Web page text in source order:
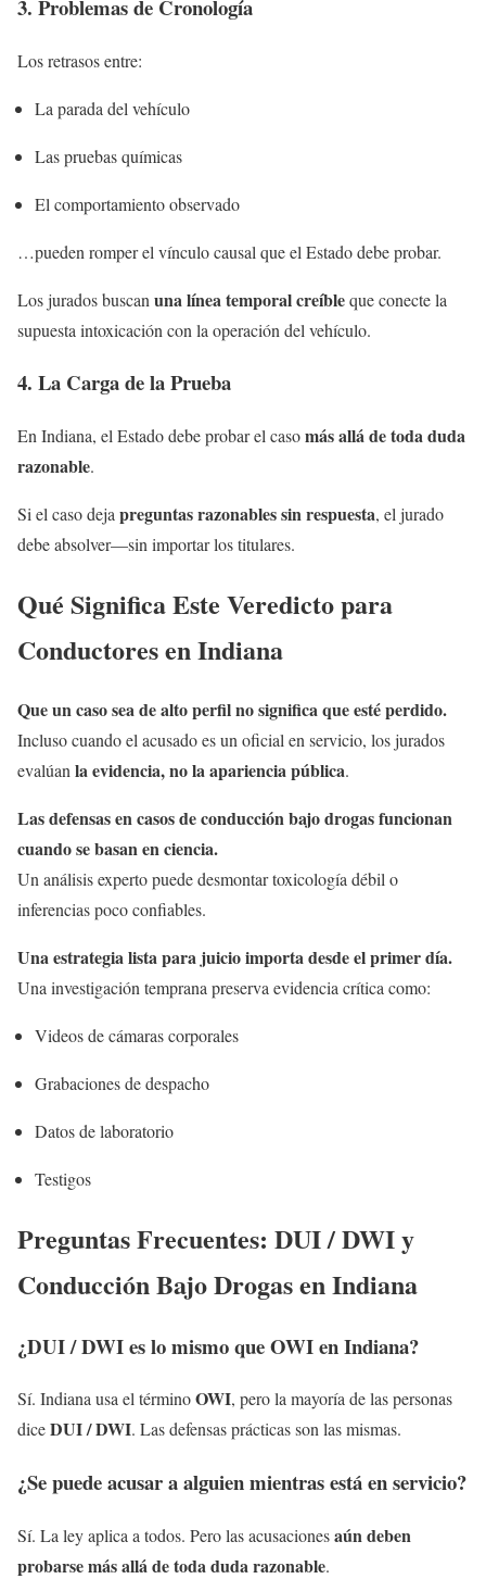
3. Problemas de Cronología
Los retrasos entre:
La parada del vehículo
Las pruebas químicas
El comportamiento observado
…pueden romper el vínculo causal que el Estado debe probar.
Los jurados buscan una línea temporal creíbleque conecte la
supuesta intoxicación con la operación del vehículo.
4. La Carga de la Prueba
En Indiana, el Estado debe probar el casomás allá de toda duda
razonable.
Si el caso deja preguntas razonables sin respuesta, el jurado
debe absolver—sin importar los titulares.
Qué Significa Este Veredicto para
Conductores en Indiana
Que un caso sea de alto perfil no significa que esté perdido.
Incluso cuando el acusado es un oficial en servicio, los jurados
evalúan la evidencia, no la apariencia pública.
Las defensas en casos de conducción bajo drogas funcionan
cuando se basan en ciencia.
Un análisis experto puede desmontar toxicología débil o
inferencias poco confiables.
Una estrategia lista para juicio importa desde el primer día.
Una investigación temprana preserva evidencia crítica como:
Videos de cámaras corporales
Grabaciones de despacho
Datos de laboratorio
Testigos
Preguntas Frecuentes: DUI / DWI y
Conducción Bajo Drogas en Indiana
¿DUI / DWI es lo mismo que OWI en Indiana?
Sí. Indiana usa el términoOWI, pero la mayoría de las personas
diceDUI / DWI. Las defensas prácticas son las mismas.
¿Se puede acusar a alguien mientras está en servicio?
Sí. La ley aplica a todos. Pero las acusacionesaún deben
probarse más allá de toda duda razonable.